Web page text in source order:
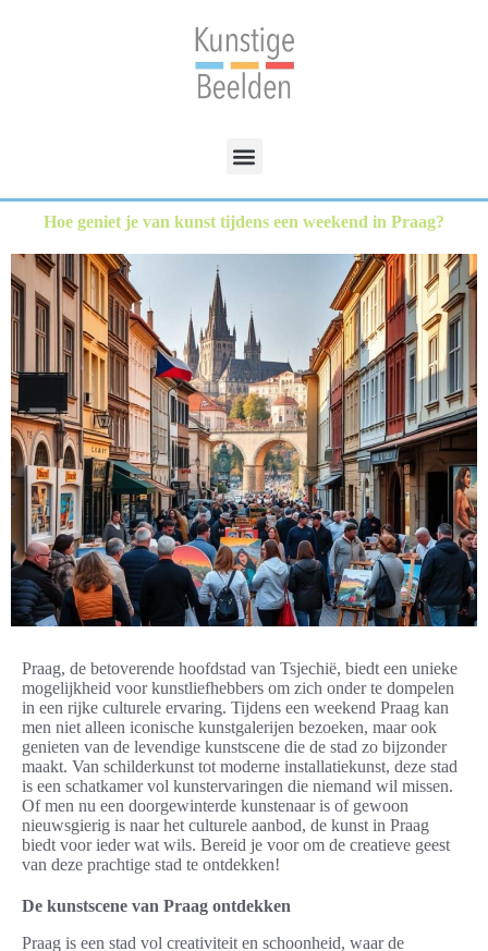
Hoe geniet je van kunst tijdens een weekend in Praag?
Praag, de betoverende hoofdstad van Tsjechië, biedt een unieke
mogelijkheid voor kunstliefhebbers om zich onder te dompelen
in een rijke culturele ervaring. Tijdens een weekend Praag kan
men niet alleen iconische kunstgalerijen bezoeken, maar ook
genieten van de levendige kunstscene die de stad zo bijzonder
maakt. Van schilderkunst tot moderne installatiekunst, deze stad
is een schatkamer vol kunstervaringen die niemand wil missen.
Of men nu een doorgewinterde kunstenaar is of gewoon
nieuwsgierig is naar het culturele aanbod, de kunst in Praag
biedt voor ieder wat wils. Bereid je voor om de creatieve geest
van deze prachtige stad te ontdekken!
De kunstscene van Praag ontdekken
Praag is een stad vol creativiteit en schoonheid, waar de